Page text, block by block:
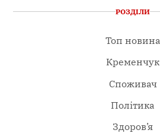
РОЗДІЛИ
Топ новина
Кременчук
Споживач
Політика
Здоров’я